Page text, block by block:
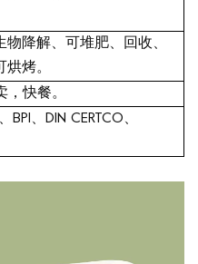
物降解、可堆肥、回收、
烤。
，快餐。
BPI、DIN CERTCO、